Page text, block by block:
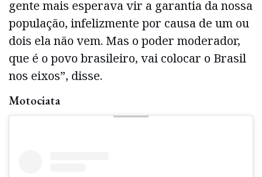
gente mais esperava vir a garantia da nossa
população, infelizmente por causa de um ou
dois ela não vem. Mas o poder moderador,
que é o povo brasileiro, vai colocar o Brasil
nos eixos”, disse.
Motociata